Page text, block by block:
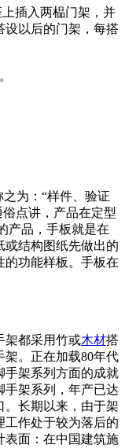
插入两榀门架，并
设以后的门架，每搭
为：“样件、验证
点讲，产品在定型
产品，手板就是在
或结构图纸先做出的
的功能样板。手板在
架都采用竹或木材搭
架。正在加载80年代
手架系列方面的成就
手架系列，年产已达
。长期以来，由于架
工作处于较为落后的
表面：在中国建筑施